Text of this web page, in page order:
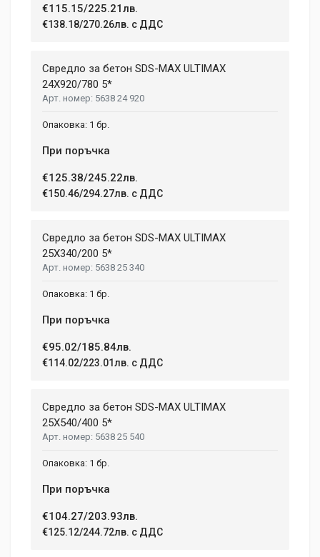
€115.15/225.21лв.
€138.18/270.26лв. с ДДС
Свредло за бетон SDS-MAX ULTIMAX
24X920/780 5*
5638 24 920
1 бр.
При поръчка
€125.38/245.22лв.
€150.46/294.27лв. с ДДС
Свредло за бетон SDS-MAX ULTIMAX
25X340/200 5*
5638 25 340
1 бр.
При поръчка
€95.02/185.84лв.
€114.02/223.01лв. с ДДС
Свредло за бетон SDS-MAX ULTIMAX
25X540/400 5*
5638 25 540
1 бр.
При поръчка
€104.27/203.93лв.
€125.12/244.72лв. с ДДС